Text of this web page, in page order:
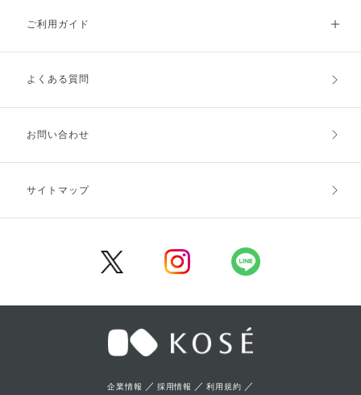
ご利用ガイド
ご利用ガイドトップ
お支払方法
キャンセル・返品・交換
よくある質問
お問い合わせ
サイトマップ
企業情報 ／ 採用情報 ／利用規約 ／